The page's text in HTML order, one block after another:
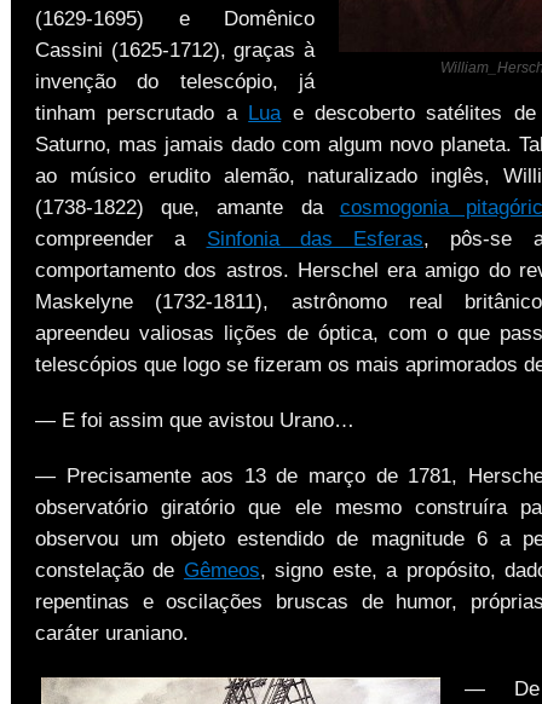
(1629-1695) e Domênico
Cassini (1625-1712), graças à
invenção do telescópio, já
tinham perscrutado a Lua e descoberto satélites
Saturno, mas jamais dado com algum novo planeta.
ao músico erudito alemão, naturalizado inglês,
(1738-1822) que, amante da cosmogonia
compreender a Sinfonia das Esferas, pôs-se
comportamento dos astros. Herschel era amigo do
Maskelyne (1732-1811), astrônomo real
apreendeu valiosas lições de óptica, com o que
telescópios que logo se fizeram os mais aprimorados
— E foi assim que avistou Urano…
— Precisamente aos 13 de março de 1781,
observatório giratório que ele mesmo construíra
observou um objeto estendido de magnitude 6 a
constelação de Gêmeos, signo este, a propósito,
repentinas e oscilações bruscas de humor,
caráter uraniano.
— De